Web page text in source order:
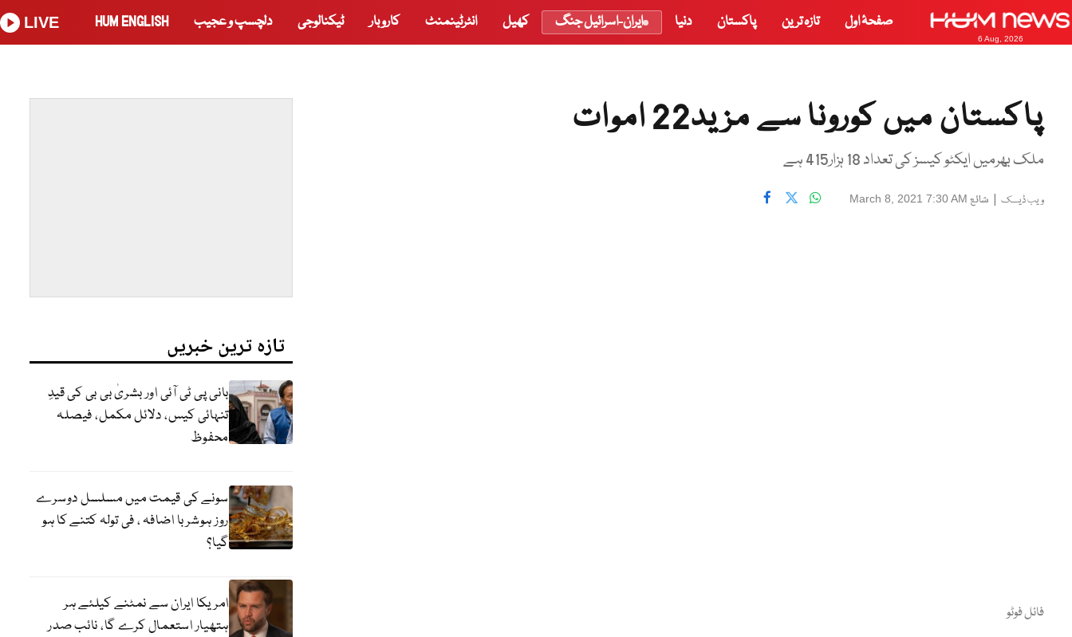
6 Aug, 2026
صفحۂ اول تازہ ترین پاکستان دنیا ایران-اسرائیل جنگ کھیل انٹرٹینمنٹ کاروبار ٹیکنالوجی دلچسپ و عجیب HUM ENGLISH
LIVE
پاکستان میں کورونا سے مزید22 اموات
ملک بھرمیں ایکٹو کیسز کی تعداد 18 ہزار415 ہے
ویب ڈیسک | شائع March 8, 2021 7:30 AM
فائل فوٹو
تازہ ترین خبریں
بانی پی ٹی آئی اور بشریٰ بی بی کی قیدِ
تنہائی کیس، دلائل مکمل، فیصلہ
محفوظ
سونے کی قیمت میں مسلسل دوسرے
روز ہوشربا اضافہ ، فی تولہ کتنے کا ہو
گیا؟
امریکا ایران سے نمٹنے کیلئے ہر
ہتھیار استعمال کرے گا، نائب صدر